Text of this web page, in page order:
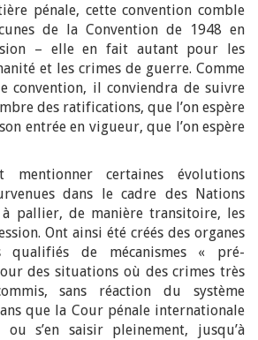
pénale, cette convention comble
de la Convention de 1948 en
– elle en fait autant pour les
et les crimes de guerre. Comme
convention, il conviendra de suivre
des ratifications, que l’on espère
entrée en vigueur, que l’on espère
certaines évolutions
dans le cadre des Nations
à pallier, de manière transitoire, les
Ont ainsi été créés des organes
qualifiés de mécanismes « pré-
des situations où des crimes très
sans réaction du système
que la Cour pénale internationale
s’en saisir pleinement, jusqu’à